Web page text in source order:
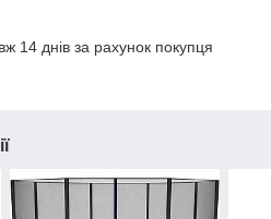
14 днів за рахунок покупця